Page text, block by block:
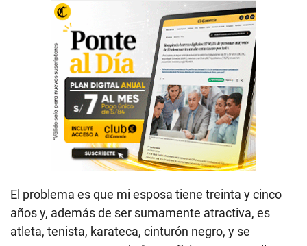
El problema es que mi esposa tiene treinta y cinco
años y, además de ser sumamente atractiva, es
atleta, tenista, karateca, cinturón negro, y se